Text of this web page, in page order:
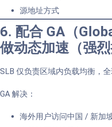
源地址方式
6. 配合 GA（
做动态加速（强烈
SLB 仅负责区域内负载均衡，全
GA 解决：
海外用户访问中国 / 新加